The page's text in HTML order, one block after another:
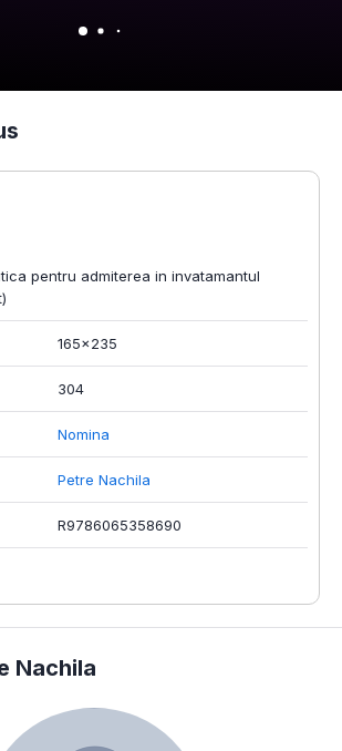
pentru admiterea in invatamantul
165x235
304
Nomina
Petre Nachila
R9786065358690
Nachila